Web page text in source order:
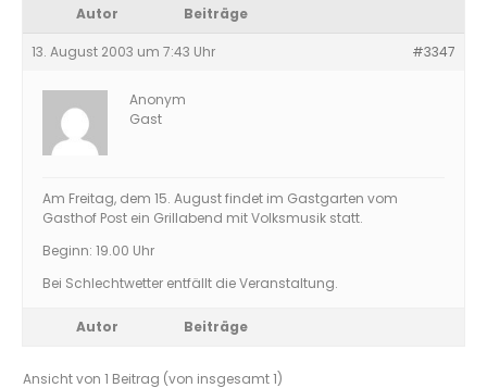
Autor Beiträge
13. August 2003 um 7:43 Uhr #3347
Anonym
Gast
Am Freitag, dem 15. August findet im Gastgarten vom
Gasthof Post ein Grillabend mit Volksmusik statt.
Beginn: 19.00 Uhr
Bei Schlechtwetter entfällt die Veranstaltung.
Autor Beiträge
Ansicht von 1 Beitrag (von insgesamt 1)